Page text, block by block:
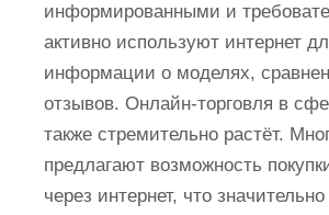
информированными и
активно используют интернет
информации о моделях,
отзывов. Онлайн-торговля в
также стремительно растёт.
предлагают возможность
через интернет, что